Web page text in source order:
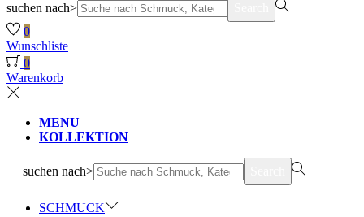
suchen nach>
0
Wunschliste
0
Warenkorb
MENU
KOLLEKTION
suchen nach>
SCHMUCK